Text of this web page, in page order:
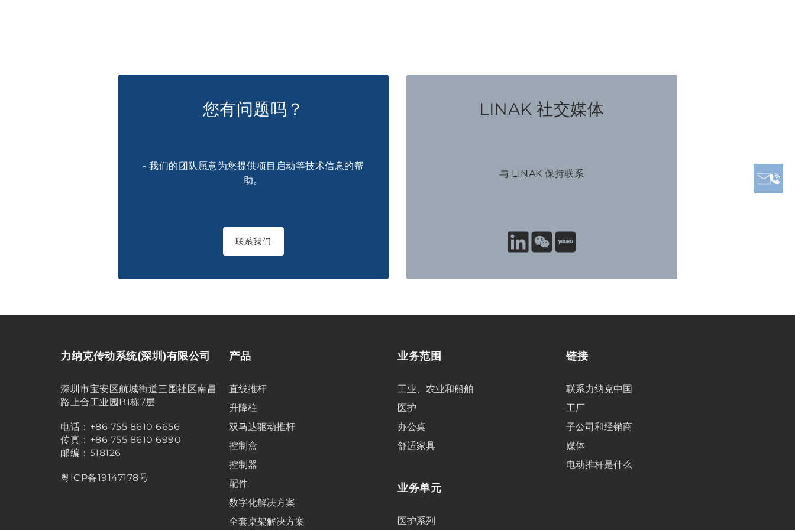
您有问题吗？
- 我们的团队愿意为您提供项目启动等技术信息的帮
助。
联系我们
LINAK 社交媒体
与 LINAK 保持联系
力纳克传动系统(深圳)有限公司
深圳市宝安区航城街道三围社区南昌
路上合工业园B1栋7层
电话：+86 755 8610 6656
传真：+86 755 8610 6990
邮编：518126
粤ICP备19147178号
产品
直线推杆
升降柱
双马达驱动推杆
控制盒
控制器
配件
数字化解决方案
全套桌架解决方案
业务范围
工业、农业和船舶
医护
办公桌
舒适家具
业务单元
医护系列
链接
联系力纳克中国
工厂
子公司和经销商
媒体
电动推杆是什么